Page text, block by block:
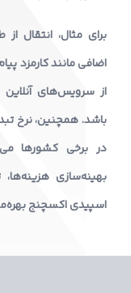
برای مثال، انتقال
اضافی مانند کارمزد
از سرویس‌های آنلاین
باشد. همچنین، نرخ
در برخی کشورها
بهینه‌سازی
اسپیدی اکسچنج